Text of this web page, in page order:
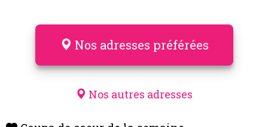
Nos adresses préférées
Nos autres adresses